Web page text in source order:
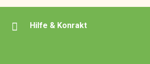
 Hilfe & Konrakt